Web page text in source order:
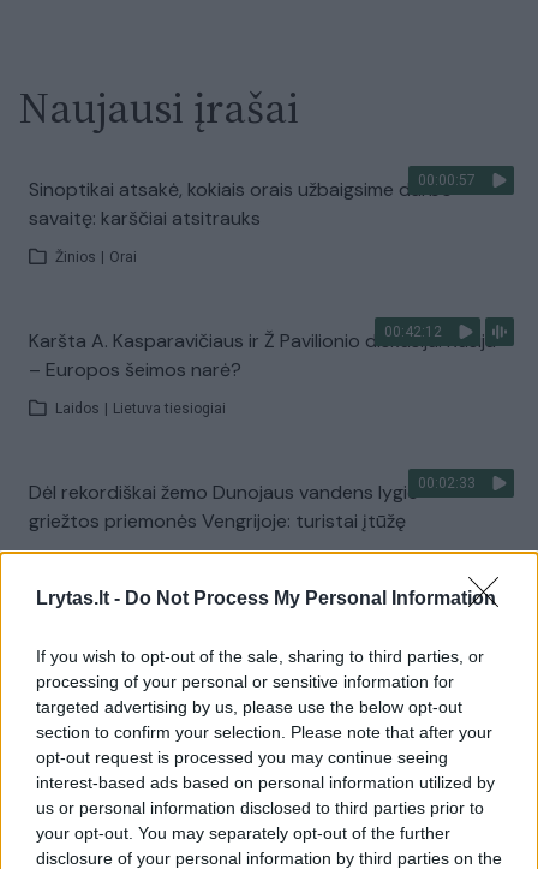
Lrytas.lt - Do Not Process My Personal Information
If you wish to opt-out of the sale, sharing to third parties, or
processing of your personal or sensitive information for
targeted advertising by us, please use the below opt-out
section to confirm your selection. Please note that after your
opt-out request is processed you may continue seeing
interest-based ads based on personal information utilized by
us or personal information disclosed to third parties prior to
your opt-out. You may separately opt-out of the further
disclosure of your personal information by third parties on the
Naujausi įrašai
00:00:57
Sinoptikai atsakė, kokiais orais užbaigsime darbo
savaitę: karščiai atsitrauks
Žinios Orai
00:42:12
Karšta A. Kasparavičiaus ir Ž Pavilionio diskusija: Rusija
– Europos šeimos narė?
Laidos Lietuva tiesiogiai
00:02:33
Dėl rekordiškai žemo Dunojaus vandens lygio –
griežtos priemonės Vengrijoje: turistai įtūžę
įprotį: tą daro daugiau nei pusė pradinukų
Žinios Lietuvos diena
Visi įrašai